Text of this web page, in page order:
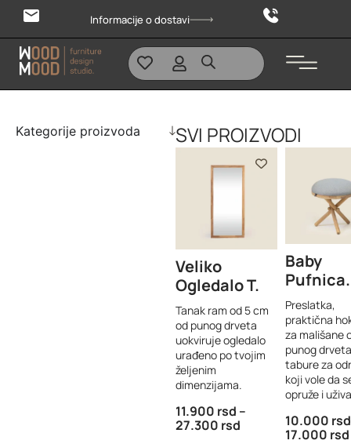
Informacije o dostavi
Kategorije proizvoda SVI PROIZVODI
Veliko
Ogledalo T
Tanak ram od 5 cm
od punog drveta
uokviruje ogledalo
urađeno po tvojim
željenim
dimenzijama.
11.900 rsd –
27.300 rsd
Baby
Pufnica
Preslatka,
praktična
za mališane
punog
tabure za
koji vole da
opruže i
10.000 rsd
17.000 rsd